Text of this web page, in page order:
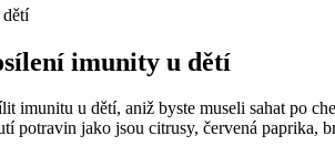
imunity u dětí
imunitu u dětí, aniž byste museli sahat po
potravin jako jsou citrusy, červená